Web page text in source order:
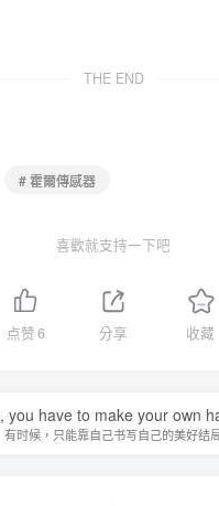
THE END
# 霍爾傳感器
喜歡就支持一下吧
点赞6 分享 收藏
you have to make your own
有时候，只能靠自己书写自己的美好结